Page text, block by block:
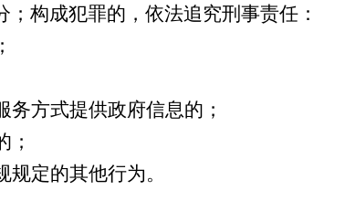
构成犯罪的，依法追究刑事责任：
方式提供政府信息的；
；
定的其他行为。